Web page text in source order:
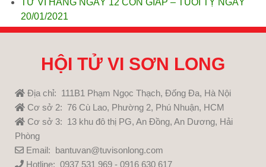
TỬ VI HÀNG NGÀY 12 CON GIÁP – TUỔI TỴ NGÀY
20/01/2021
HỘI TỬ VI SƠN LONG
Địa chỉ: 111B1 Phạm Ngọc Thạch, Đống Đa, Hà Nội
Cơ sở 2: 76 Cù Lao, Phường 2, Phú Nhuận, HCM
Cơ sở 3: 13 khu đô thị PG, An Đồng, An Dương, Hải
Phòng
Email: bantuvan@tuvisonlong.com
Hotline: 0937 531 969 - 0916 630 617